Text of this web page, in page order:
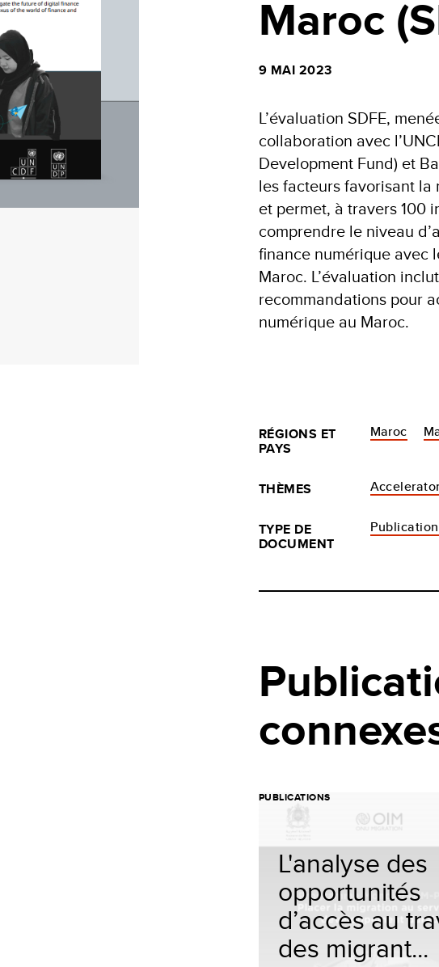
Maroc
9 MAI 2023
L’évaluation SDFE,
collaboration avec
Development Fund) et
les facteurs favorisant
et permet, à travers 100
comprendre le niveau
finance numérique avec
Maroc. L’évaluation
recommandations pour
numérique au Maroc.
RÉGIONS ET
PAYS
Maroc
THÈMES
TYPE DE
DOCUMENT
Publication
PUBLICATIONS
L'analyse des
opportunités
d’accès au
des migrant...